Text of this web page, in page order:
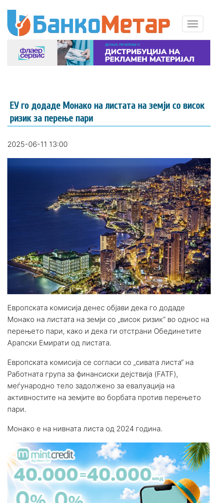
ЕУ го додаде Монако на листата на земји со висок
ризик за перење пари
2025-06-11 13:00
Европската комисија денес објави дека го додаде
Монако на листата на земји со „висок ризик“ во однос на
перењето пари, како и дека ги отстрани Обединетите
Арапски Емирати од листата.
Европската комисија се согласи со „сивата листа“ на
Работната група за финансиски дејствија (FATF),
меѓународно тело задолжено за евалуација на
активностите на земјите во борбата против перењето
пари.
Монако е на нивната листа од 2024 година.